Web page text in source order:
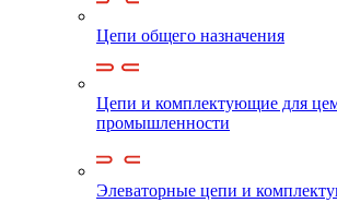
Цепи общего назначения
Цепи и комплектующие для
промышленности
Элеваторные цепи и